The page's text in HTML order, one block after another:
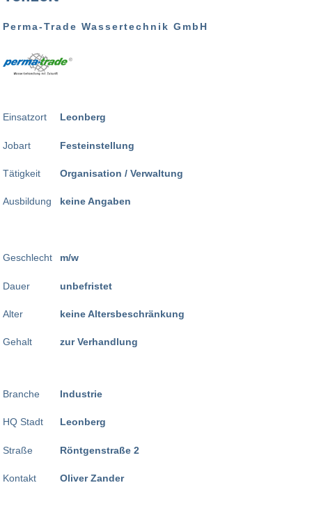
Perma-Trade Wassertechnik GmbH
Einsatzort
Jobart
Tätigkeit
Ausbildung
Geschlecht
Dauer
Alter
Gehalt
Leonberg
Festeinstellung
Organisation / Verwaltung
keine Angaben
m/w
unbefristet
keine Altersbeschränkung
zur Verhandlung
Branche
HQ Stadt
Straße
Kontakt
Industrie
Leonberg
Röntgenstraße 2
Oliver Zander